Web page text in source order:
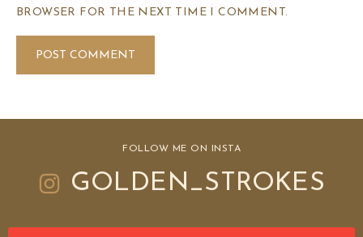
BROWSER FOR THE NEXT TIME I COMMENT.
FOLLOW ME ON INSTA
GOLDEN_STROKES